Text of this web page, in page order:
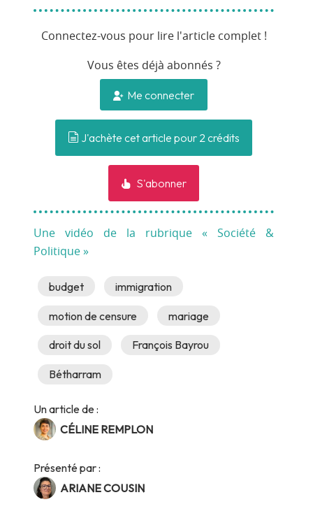
Connectez-vous pour lire l'article complet !
Vous êtes déjà abonnés ?
Me connecter
J'achète cet article pour 2 crédits
S'abonner
Une vidéo de la rubrique « Société &
Politique »
budget immigration
motion de censure mariage
droit du sol François Bayrou
Bétharram
Un article de :
CÉLINE REMPLON
Présenté par :
ARIANE COUSIN